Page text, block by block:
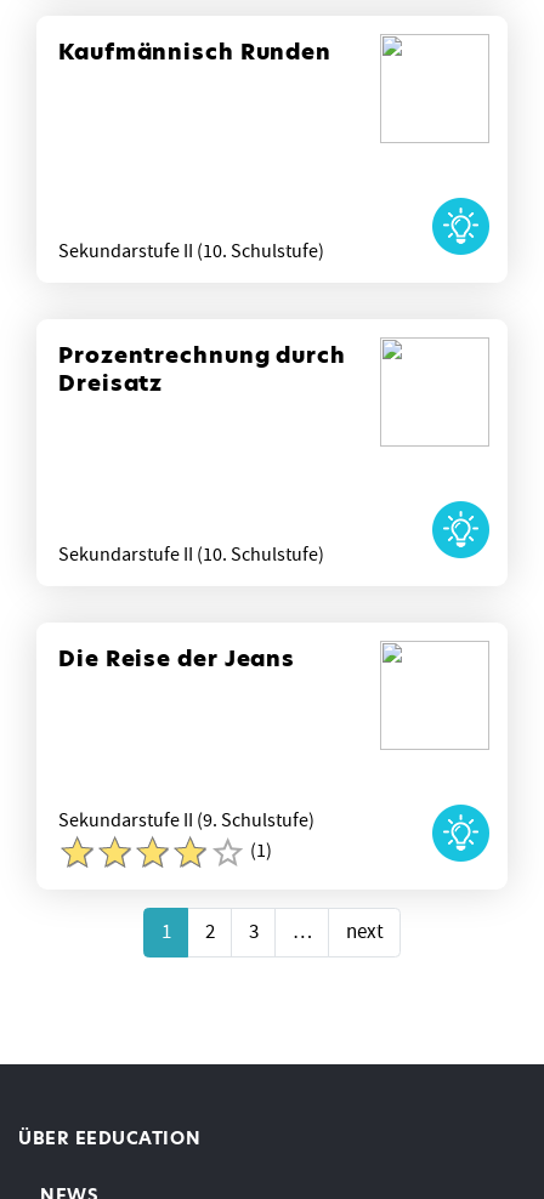
Kaufmännisch Runden
Sekundarstufe II (10. Schulstufe)
Prozentrechnung durch
Dreisatz
Sekundarstufe II (10. Schulstufe)
Die Reise der Jeans
Sekundarstufe II (9. Schulstufe)
(1)
1 2 3 … next
ÜBER EEDUCATION